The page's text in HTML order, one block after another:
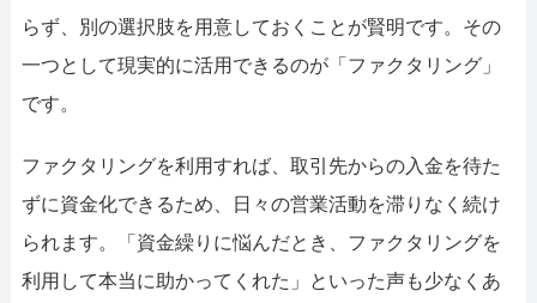
らず、別の選択肢を用意しておくことが賢明です。その
一つとして現実的に活用できるのが「ファクタリング」
です。
ファクタリングを利用すれば、取引先からの入金を待た
ずに資金化できるため、日々の営業活動を滞りなく続け
られます。「資金繰りに悩んだとき、ファクタリングを
利用して本当に助かってくれた」といった声も少なくあ